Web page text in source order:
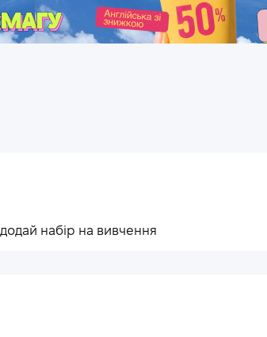
.
набір на вивчення